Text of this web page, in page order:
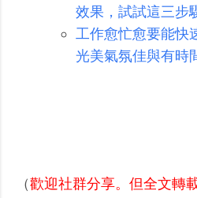
效果，試試這三步
工作愈忙愈要能快
光美氣氛佳與有時
（歡迎社群分享。但全文轉